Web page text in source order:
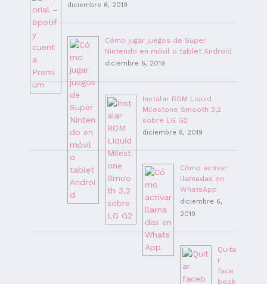
diciembre 6, 2019
Cómo jugar juegos de Super
Nintendo en móvil o tablet Android
diciembre 6, 2019
Instalar ROM Liquid
Milestone Smooth 3,2
sobre LG G2
diciembre 6, 2019
Cómo activar
llamadas en
WhatsApp
diciembre 6,
2019
Quita
r
face
book